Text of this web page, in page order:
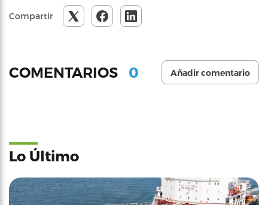
Compartir
COMENTARIOS 0 Añadir comentario
Lo Último